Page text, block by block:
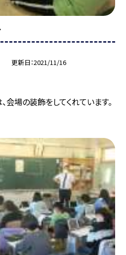
更新日 2021/11/16
、会場の装飾をしてくれています。